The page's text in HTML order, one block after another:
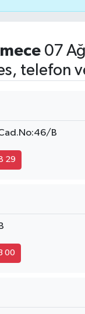
07
telefon
B
29
00